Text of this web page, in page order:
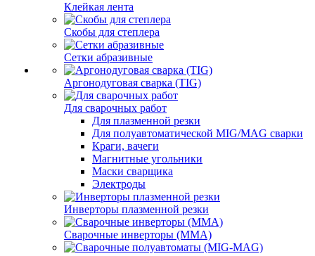
Клейкая лента
Скобы для степлера
Сетки абразивные
Аргонодуговая сварка (TIG)
Для сварочных работ
Для плазменной резки
Для полуавтоматической MIG/MAG сварки
Краги, вачеги
Магнитные угольники
Маски сварщика
Электроды
Инверторы плазменной резки
Сварочные инверторы (MMA)